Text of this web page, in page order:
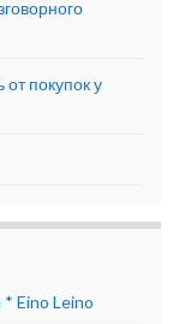
покупок у
Eino Leino